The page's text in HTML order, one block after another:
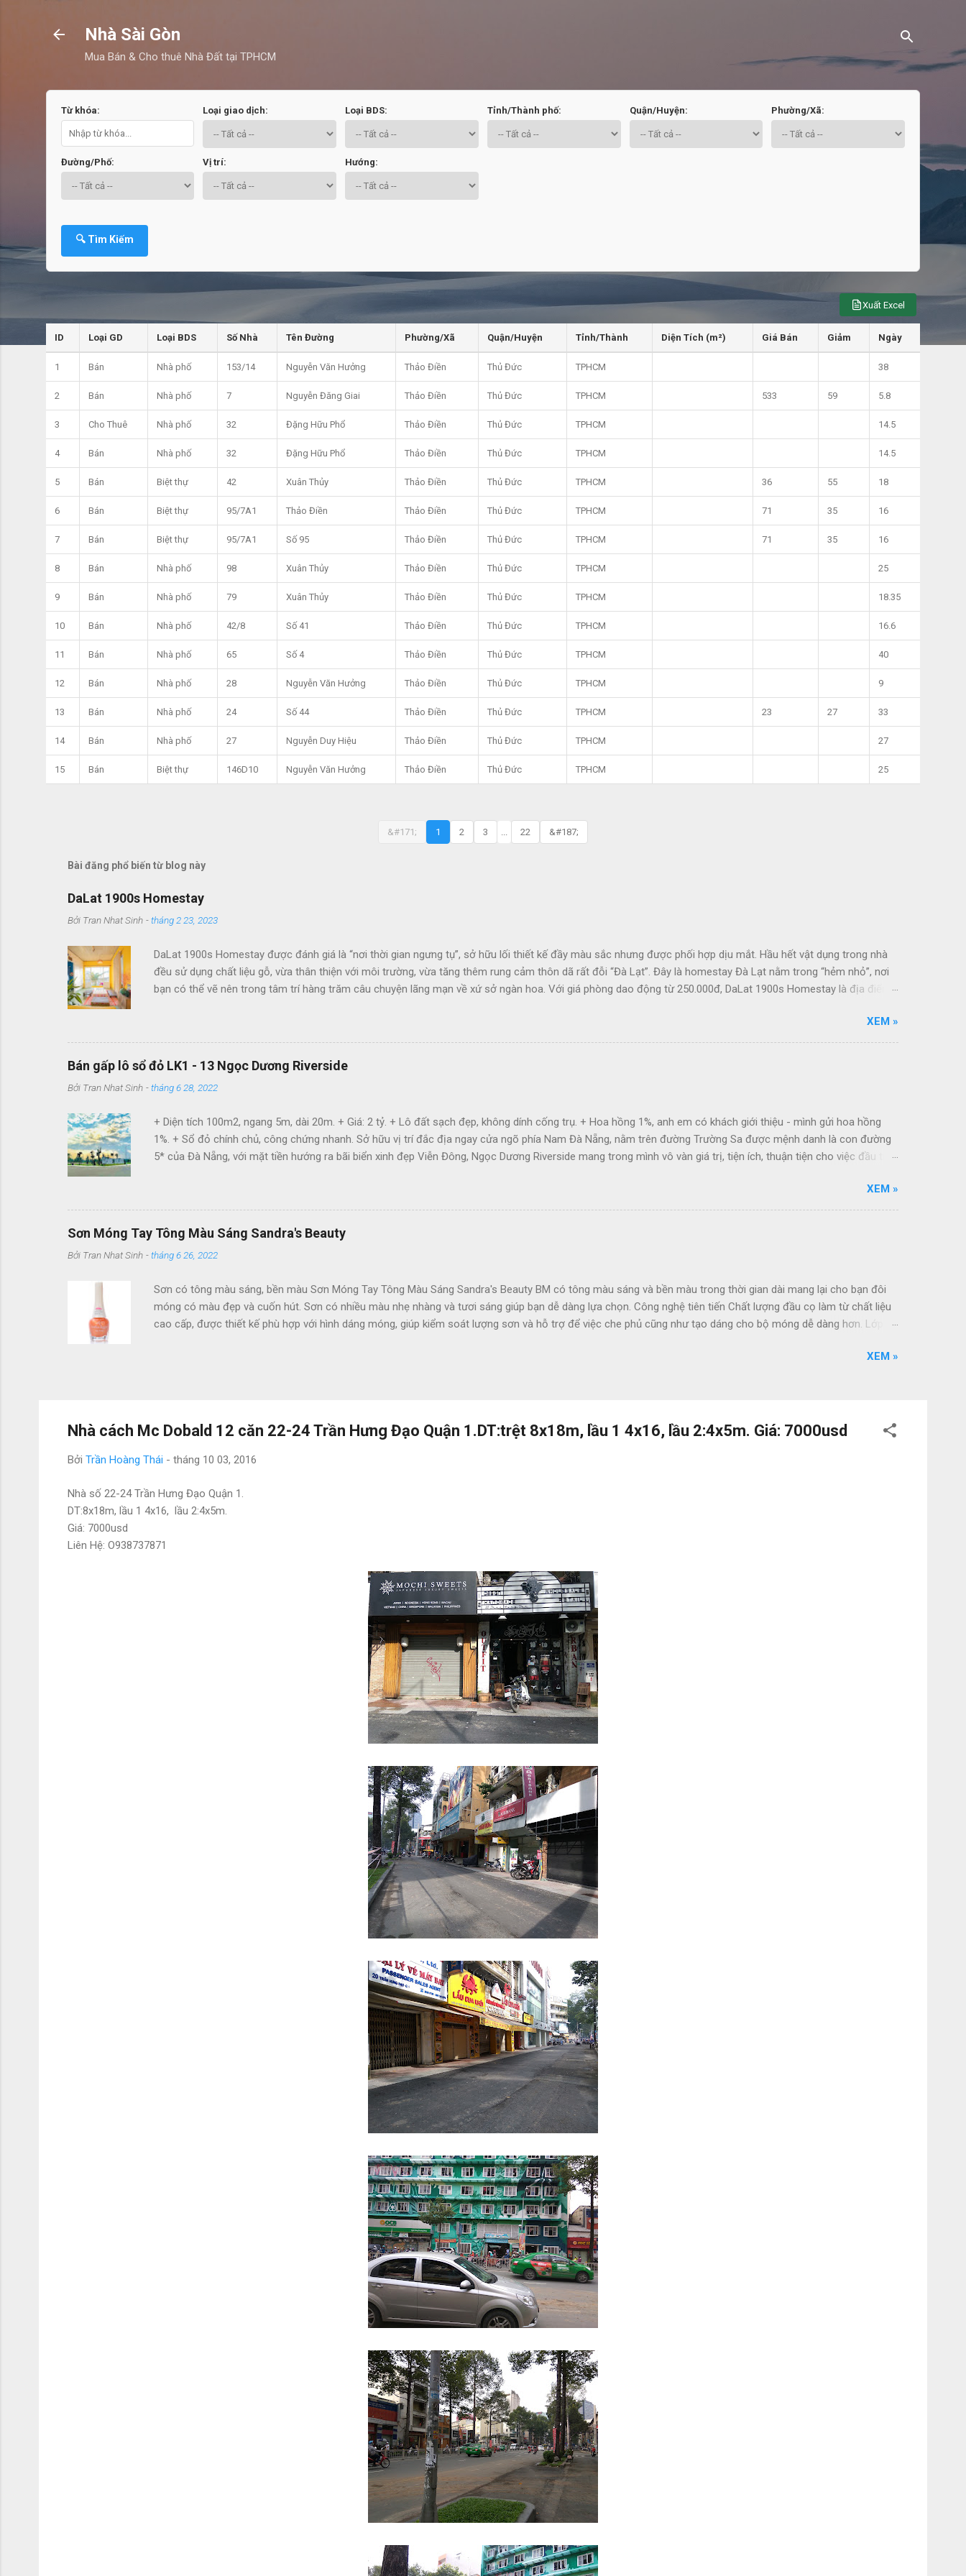
Nhà Sài Gòn
Mua Bán & Cho thuê Nhà Đất tại TPHCM
Từ khóa: Loại giao dịch: Loại BDS: Tỉnh/Thành phố: Quận/Huyện: Phường/Xã:
Đường/Phố: Vị trí: Hướng:
🔍 Tìm Kiếm
Xuất Excel
ID Loại GD Loại BDS Số Nhà Tên Đường Phường/Xã Quận/Huyện Tỉnh/Thành Diện Tích (m²) Giá Bán Giảm Ngày
1 Bán Nhà phố 153/14 Nguyễn Văn Hưởng Thảo Điền Thủ Đức TPHCM 38
2 Bán Nhà phố 7 Nguyễn Đăng Giai Thảo Điền Thủ Đức TPHCM 533 59 5.8
3 Cho Thuê Nhà phố 32 Đặng Hữu Phổ Thảo Điền Thủ Đức TPHCM 14.5
4 Bán Nhà phố 32 Đặng Hữu Phổ Thảo Điền Thủ Đức TPHCM 14.5
5 Bán Biệt thự 42 Xuân Thủy Thảo Điền Thủ Đức TPHCM 36 55 18
6 Bán Biệt thự 95/7A1 Thảo Điền Thảo Điền Thủ Đức TPHCM 71 35 16
7 Bán Biệt thự 95/7A1 Số 95 Thảo Điền Thủ Đức TPHCM 71 35 16
8 Bán Nhà phố 98 Xuân Thủy Thảo Điền Thủ Đức TPHCM 25
9 Bán Nhà phố 79 Xuân Thủy Thảo Điền Thủ Đức TPHCM 18.35
10 Bán Nhà phố 42/8 Số 41 Thảo Điền Thủ Đức TPHCM 16.6
11 Bán Nhà phố 65 Số 4 Thảo Điền Thủ Đức TPHCM 40
12 Bán Nhà phố 28 Nguyễn Văn Hưởng Thảo Điền Thủ Đức TPHCM 9
13 Bán Nhà phố 24 Số 44 Thảo Điền Thủ Đức TPHCM 23 27 33
14 Bán Nhà phố 27 Nguyễn Duy Hiệu Thảo Điền Thủ Đức TPHCM 27
15 Bán Biệt thự 146D10 Nguyễn Văn Hưởng Thảo Điền Thủ Đức TPHCM 25
&#171; 1 2 3 ... 22 &#187;
Bài đăng phổ biến từ blog này
DaLat 1900s Homestay
Bởi Tran Nhat Sinh -tháng 2 23, 2023
DaLat 1900s Homestay được đánh giá là “nơi thời gian ngưng tụ”, sở hữu lối thiết kế đầy màu sắc nhưng được phối hợp dịu mắt. Hầu hết vật dụng trong nhà
đều sử dụng chất liệu gỗ, vừa thân thiện với môi trường, vừa tăng thêm rung cảm thôn dã rất đỗi “Đà Lạt”. Đây là homestay Đà Lạt nằm trong “hẻm nhỏ”, nơi
bạn có thể vẽ nên trong tâm trí hàng trăm câu chuyện lãng mạn về xứ sở ngàn hoa. Với giá phòng dao động từ 250.000đ, DaLat 1900s Homestay là địa điểm
XEM »
Bán gấp lô sổ đỏ LK1 - 13 Ngọc Dương Riverside
Bởi Tran Nhat Sinh -tháng 6 28, 2022
+ Diện tích 100m2, ngang 5m, dài 20m. + Giá: 2 tỷ. + Lô đất sạch đẹp, không dính cống trụ. + Hoa hồng 1%, anh em có khách giới thiệu - mình gửi hoa hồng
1%. + Sổ đỏ chính chủ, công chứng nhanh. Sở hữu vị trí đắc địa ngay cửa ngõ phía Nam Đà Nẵng, nằm trên đường Trường Sa được mệnh danh là con đường
5* của Đà Nẵng, với mặt tiền hướng ra bãi biển xinh đẹp Viễn Đông, Ngọc Dương Riverside mang trong mình vô vàn giá trị, tiện ích, thuận tiện cho việc đầu tư,
Giáp khu tái định cư Dũng Sĩ Điện Ngọc. + Phía Đông Bắc: Giáp đường Trường Sa và bãi tắm Viễn Đông. + Phía Tây Nam: Giáp sông Cổ Cò tuyến du lịch ven
sông nối liền Đà Nẵng Hội An. 100m đến bãi biển và bãi tắm công cộng Viễn Đông 43ha. Cạnh khu đại lộ ánh sáng, âm nhạc, vui chơi The Empire Cocobay,
Naman Resort. Kề bên Khu nghỉ dưỡng Sông Hàn và Sân Golf Montgomerie Links. 1km đến...
XEM »
Sơn Móng Tay Tông Màu Sáng Sandra's Beauty
Bởi Tran Nhat Sinh -tháng 6 26, 2022
Sơn có tông màu sáng, bền màu Sơn Móng Tay Tông Màu Sáng Sandra's Beauty BM có tông màu sáng và bền màu trong thời gian dài mang lại cho bạn đôi
móng có màu đẹp và cuốn hút. Sơn có nhiều màu nhẹ nhàng và tươi sáng giúp bạn dễ dàng lựa chọn. Công nghệ tiên tiến Chất lượng đầu cọ làm từ chất liệu
cao cấp, được thiết kế phù hợp với hình dáng móng, giúp kiểm soát lượng sơn và hỗ trợ để việc che phủ cũng như tạo dáng cho bộ móng dễ dàng hơn. Lớp
diện hơn Nước Sơn Sandra's không chứa các thành phần độc hại như DBP và toluene, áp dụng công thức không gây vàng móng, cung cấp dinh dưỡng vàXEM »
Nhà cách Mc Dobald 12 căn 22-24 Trần Hưng Đạo Quận 1.DT:trệt 8x18m, lầu 1 4x16, lầu 2:4x5m. Giá: 7000usd
Bởi Trần Hoàng Thái - tháng 10 03, 2016
Nhà số 22-24 Trần Hưng Đạo Quận 1.
DT:8x18m, lầu 1 4x16, lầu 2:4x5m.
Giá: 7000usd
Liên Hệ: O938737871